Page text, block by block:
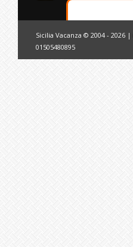
Sicilia Vacanza © 2004 - 2026 |
01505480895